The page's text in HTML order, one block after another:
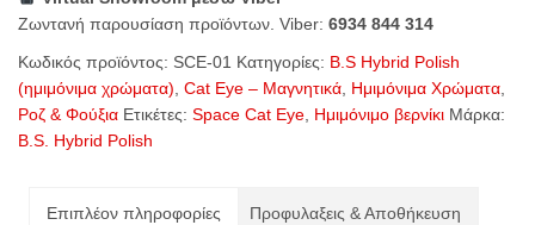
Cat
01
Ζωντανή παρουσίαση προϊόντων. Viber: 6934 844 314
Κωδικός προϊόντος: SCE-01 Κατηγορίες: B.S Hybrid Polish
(ημιμόνιμα χρώματα) Cat Eye – Μαγνητικά Ημιμόνιμα Χρώματα
Ροζ & Φούξια Ετικέτες: Space Cat Eye Ημιμόνιμο βερνίκι Μάρκα:
B.S. Hybrid Polish
Επιπλέον πληροφορίες Προφυλαξεις & Αποθήκευση